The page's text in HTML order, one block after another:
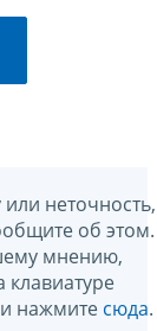
неточность,
об этом.
мнению,
нажмите сюда.